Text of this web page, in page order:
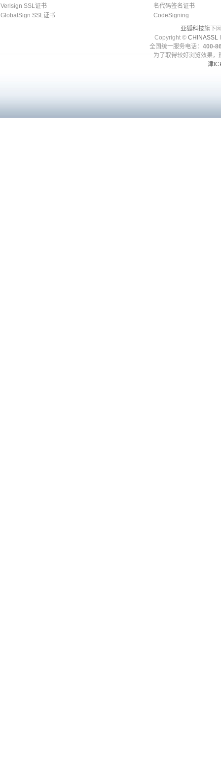
Verisign SSL证书
GlobalSign SSL证书
名代码签名证书
CodeSigning
亚狐科技旗下
Copyright © CHINASSL
全国统一服务电话： 400-
为了取得较好浏览效果
津